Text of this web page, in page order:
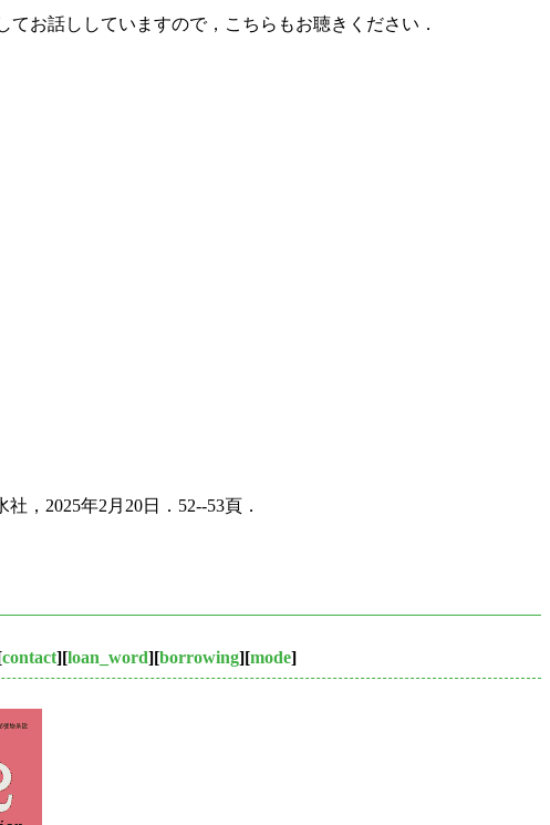
てお話ししていますので，こちらもお聴きください．
2025年2月20日．52--53頁．
contact][loan_word][borrowing][mode]